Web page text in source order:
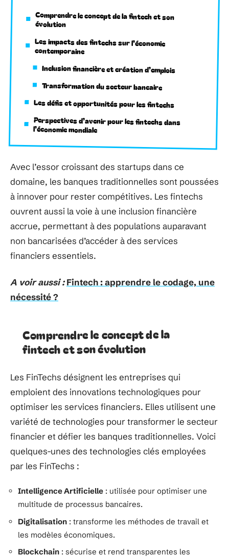
Comprendre le concept de la fintech et son
évolution
Les impacts des fintechs sur l’économie
contemporaine
Inclusion financière et création d’emplois
Transformation du secteur bancaire
Les défis et opportunités pour les fintechs
Perspectives d’avenir pour les fintechs dans
l’économie mondiale
Avec l’essor croissant des startups dans ce
domaine, les banques traditionnelles sont poussées
à innover pour rester compétitives. Les fintechs
ouvrent aussi la voie à une inclusion financière
accrue, permettant à des populations auparavant
non bancarisées d’accéder à des services
financiers essentiels.
A voir aussi : Fintech : apprendre le codage, une
nécessité ?
Comprendre le concept de la
fintech et son évolution
Les FinTechs désignent les entreprises qui
emploient des innovations technologiques pour
optimiser les services financiers. Elles utilisent une
variété de technologies pour transformer le secteur
financier et défier les banques traditionnelles. Voici
quelques-unes des technologies clés employées
par les FinTechs :
Intelligence Artificielle : utilisée pour optimiser une
multitude de processus bancaires.
Digitalisation : transforme les méthodes de travail et
les modèles économiques.
Blockchain : sécurise et rend transparentes les